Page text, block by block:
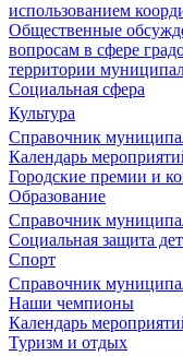
использованием
Общественные
вопросам в сфере
территории
Социальная сфера
Культура
Справочник
Календарь
Городские премии и
Образование
Справочник
Социальная защита
Спорт
Справочник
Наши чемпионы
Календарь
Туризм и отдых